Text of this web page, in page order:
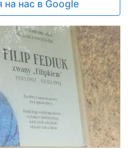
на нас в Google